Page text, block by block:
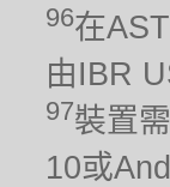
96在
由IBR
97裝置
10或